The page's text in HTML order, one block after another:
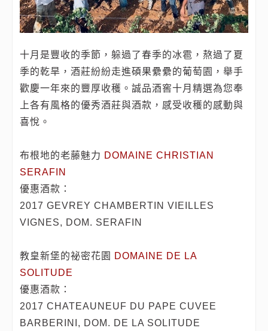
十月是豐收的季節，躲過了春季的冰雹，熬過了夏
季的乾旱，酒莊紛紛走進碩果纍纍的葡萄園，舉手
歡慶一年來的豐厚收穫。誠品酒窖十月精選為您奉
上各有風格的優秀酒莊與酒款，感受收穫的感動與
喜悅。
布根地的老藤魅力 DOMAINE CHRISTIAN
SERAFIN
優惠酒款：
2017 GEVREY CHAMBERTIN VIEILLES
VIGNES, DOM. SERAFIN
教皇新堡的祕密花園
DOMAINE DE LA
SOLITUDE
優惠酒款：
2017 CHATEAUNEUF DU PAPE CUVEE
BARBERINI, DOM. DE LA SOLITUDE